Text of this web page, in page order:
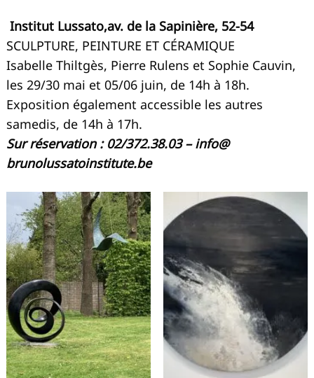
Institut Lussato,av. de la Sapinière, 52-54
SCULPTURE, PEINTURE ET CÉRAMIQUE
Isabelle Thiltgès, Pierre Rulens et Sophie Cauvin,
les 29/30 mai et 05/06 juin, de 14h à 18h.
Exposition également accessible les autres
samedis, de 14h à 17h.
Sur réservation : 02/372.38.03 – info@
brunolussatoinstitute.be